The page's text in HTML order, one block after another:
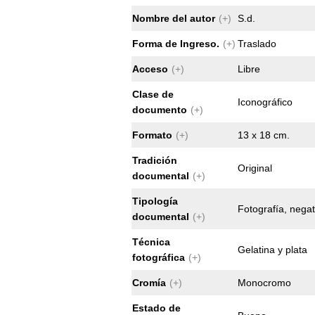
Nombre del autor (+) S.d.
Forma de Ingreso. (+) Traslado
Acceso (+) Libre
Clase de
documento (+)
Iconográfico
Formato (+) 13 x 18 cm.
Tradición
documental (+)
Original
Tipología
documental (+)
Fotografía,
Técnica
fotográfica (+)
Gelatina y plata
Cromía (+) Monocromo
Estado de